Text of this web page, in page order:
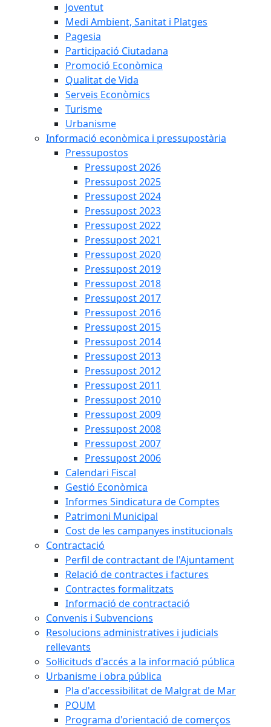
Joventut
Medi Ambient, Sanitat i Platges
Pagesia
Participació Ciutadana
Promoció Econòmica
Qualitat de Vida
Serveis Econòmics
Turisme
Urbanisme
Informació econòmica i pressupostària
Pressupostos
Pressupost 2026
Pressupost 2025
Pressupost 2024
Pressupost 2023
Pressupost 2022
Pressupost 2021
Pressupost 2020
Pressupost 2019
Pressupost 2018
Pressupost 2017
Pressupost 2016
Pressupost 2015
Pressupost 2014
Pressupost 2013
Pressupost 2012
Pressupost 2011
Pressupost 2010
Pressupost 2009
Pressupost 2008
Pressupost 2007
Pressupost 2006
Calendari Fiscal
Gestió Econòmica
Informes Sindicatura de Comptes
Patrimoni Municipal
Cost de les campanyes institucionals
Contractació
Perfil de contractant de l'Ajuntament
Relació de contractes i factures
Contractes formalitzats
Informació de contractació
Convenis i Subvencions
Resolucions administratives i judicials
rellevants
Sol·licituds d'accés a la informació pública
Urbanisme i obra pública
Pla d'accessibilitat de Malgrat de Mar
POUM
Programa d'orientació de comerços